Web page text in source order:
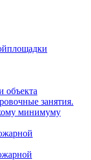
объекта
занятия.
минимуму